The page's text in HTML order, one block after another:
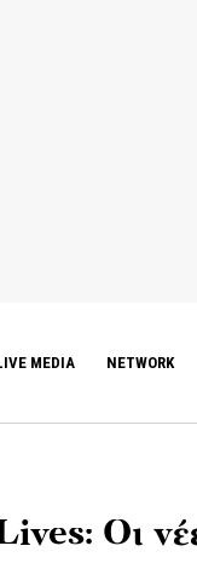
MEDIA NETWORK
Οι